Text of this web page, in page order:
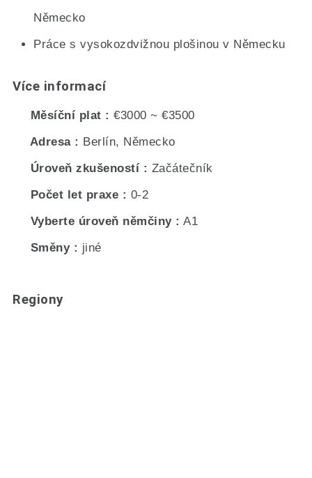
Německo
Práce s vysokozdvižnou plošinou v Německu
Více informací
Měsíční plat
€3000 ~ €3500
Adresa
Berlín, Německo
Úroveň zkušeností
Začátečník
Počet let praxe
0-2
Vyberte úroveň němčiny
A1
Směny
jiné
Regiony